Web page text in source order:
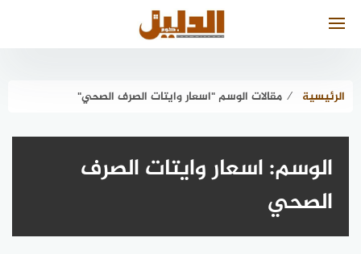
الرئيسية ⁄ مقالات الوسم "اسعار وايتات الصرف الصحي"
الوسم:اسعار وايتات الصرف
الصحي